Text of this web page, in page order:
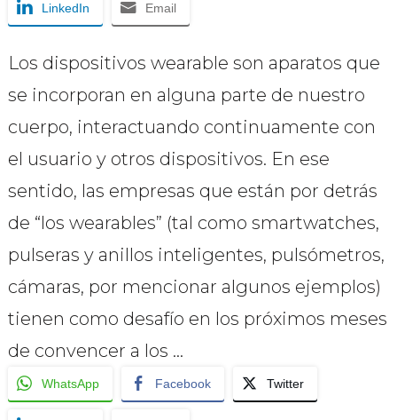
LinkedIn Email
Los dispositivos wearable son aparatos que
se incorporan en alguna parte de nuestro
cuerpo, interactuando continuamente con
el usuario y otros dispositivos. En ese
sentido, las empresas que están por detrás
de “los wearables” (tal como smartwatches,
pulseras y anillos inteligentes, pulsómetros,
cámaras, por mencionar algunos ejemplos)
tienen como desafío en los próximos meses
de convencer a los …
WhatsApp Facebook Twitter